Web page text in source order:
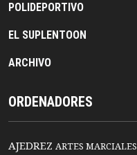
POLIDEPORTIVO
EL SUPLENTOON
ARCHIVO
ORDENADORES
AJEDREZ ARTES MARCIALES